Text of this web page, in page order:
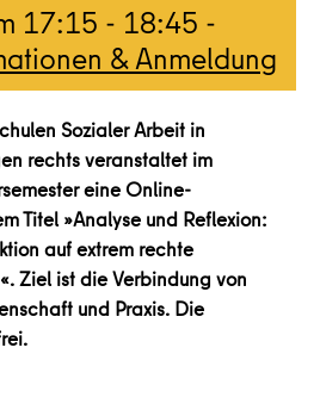
17:15 - 18:45 -
& Anmeldung
Sozialer Arbeit in
rechts veranstaltet im
eine Online-
Titel »Analyse und Reflexion:
auf extrem rechte
Ziel ist die Verbindung von
und Praxis. Die